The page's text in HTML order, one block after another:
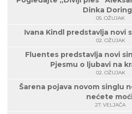
Dinka
05. OŽUJAK
Ivana Kindl predstavlja novi
02. OŽUJAK
Fluentes predstavlja novi
Pjesmu o ljubavi na
02. OŽUJAK
Šarena pojava novom singlu
nećete
27. VELJAČA